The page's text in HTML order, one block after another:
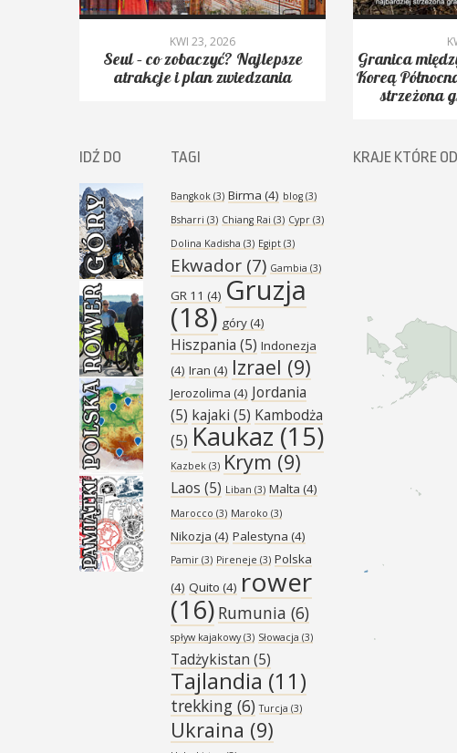
KWI 23, 2026
Seul – co zobaczyć? Najlepsze
atrakcje i plan zwiedzania
Granica
Koreą
strzeżona
IDŹ DO TAGI
Bangkok (3) Birma (4) blog (3)
Bsharri (3) Chiang Rai (3) Cypr (3)
Dolina Kadisha (3) Egipt (3)
Ekwador (7) Gambia (3)
GR 11 (4) Gruzja
(18) góry(4)
Hiszpania (5) Indonezja
(4) Iran (4) Izrael (9)
Jerozolima (4) Jordania
(5) kajaki (5) Kambodża
(5) Kaukaz(15)
Kazbek (3) Krym(9)
Laos (5) Liban (3) Malta (4)
Marocco (3) Maroko (3)
Nikozja (4) Palestyna (4)
Pamir (3) Pireneje (3) Polska
(4) Quito (4) rower
(16) Rumunia (6)
spływ kajakowy(3) Słowacja (3)
Tadżykistan (5)
Tajlandia (11)
trekking (6) Turcja (3)
Ukraina (9)
KRAJE KTÓRE